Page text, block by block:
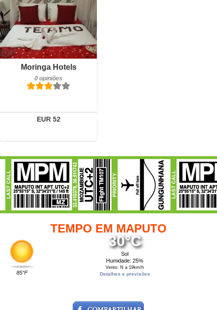
Moringa Hotels
0 opiniões
EUR 52
0 opiniões
Detalhes
Reservar
TEMPO EM MAPUTO
85°F
30°C
Sol
Humidade: 25%
Vento: N a 19km/h
Detalhes e previsões